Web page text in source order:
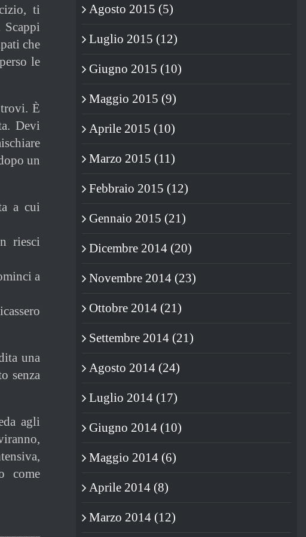
ti
Scappi
che
le
È
Devi
un
a cui
riesci
a
una
senza
agli
come
Agosto 2015 (5)
Luglio 2015 (12)
Giugno 2015 (10)
Maggio 2015 (9)
Aprile 2015 (10)
Marzo 2015 (11)
Febbraio 2015 (12)
Gennaio 2015 (21)
Dicembre 2014 (20)
Novembre 2014 (23)
Ottobre 2014 (21)
Settembre 2014 (21)
Agosto 2014 (24)
Luglio 2014 (17)
Giugno 2014 (10)
Maggio 2014 (6)
Aprile 2014 (8)
Marzo 2014 (12)